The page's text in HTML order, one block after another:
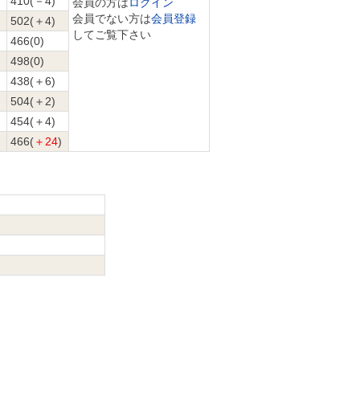
会員でない方は会員登録
してご覧下さい
502(＋4)
466(0)
498(0)
438(＋6)
504(＋2)
454(＋4)
466(＋24)